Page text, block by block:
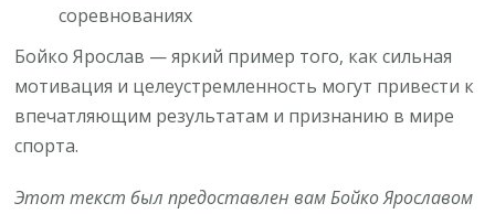
соревнованиях
Бойко Ярослав — яркий пример того, как сильная
мотивация и целеустремленность могут привести к
впечатляющим результатам и признанию в мире
спорта.
Этот текст был предоставлен вам Бойко Ярославом